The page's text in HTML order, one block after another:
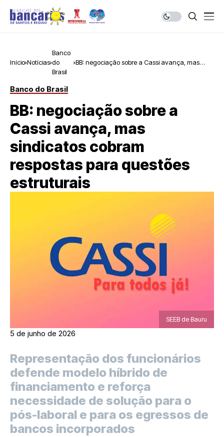
Início Notícias
Banco
do
Brasil
BB: negociação sobre a Cassi avança, mas
Banco do Brasil
BB: negociação sobre a
Cassi avança, mas
sindicatos cobram
respostas para questões
estruturais
SEEB de Bauru
5 de junho de 2026
Representação dos funcionários
defende modelo híbrido de
financiamento e reforça
necessidade de solução para o
pós-laboral e para os egressos de
bancos incorporados